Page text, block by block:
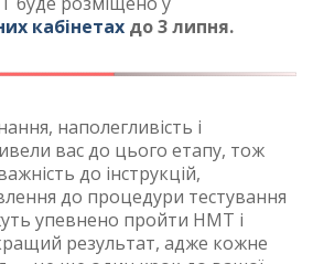
кабінетах до 3 липня.
наполегливість і
вас до цього етапу, тож
до інструкцій,
до процедури тестування
упевнено пройти НМТ і
результат, адже кожне